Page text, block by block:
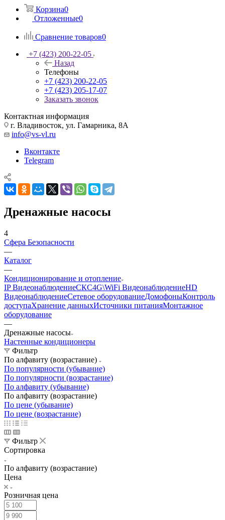
Корзина0
Отложенные0
Сравнение товаров0
+7 (423) 200-22-05
Назад
Телефоны
+7 (423) 200-22-05
+7 (423) 205-17-07
Заказать звонок
Контактная информация
г. Владивосток, ул. Гамарника, 8А
info@vs-vl.ru
Вконтакте
Telegram
Дренажные насосы
4
Сфера Безопасности
—
Каталог
—
Кондиционирование и отопление
IP ВидеонаблюдениеСКС4G\WiFi ВидеонаблюдениеHD
ВидеонаблюдениеСетевое оборудованиеДомофоныКонтроль
доступаХранение данныхИсточники питанияМонтажное
оборудование
—
Дренажные насосы
Настенные кондиционеры
Фильтр
По алфавиту (возрастание)
По популярности (убывание)
По популярности (возрастание)
По алфавиту (убывание)
По алфавиту (возрастание)
По цене (убывание)
По цене (возрастание)
Фильтр
Сортировка
По алфавиту (возрастание)
Цена
Розничная цена